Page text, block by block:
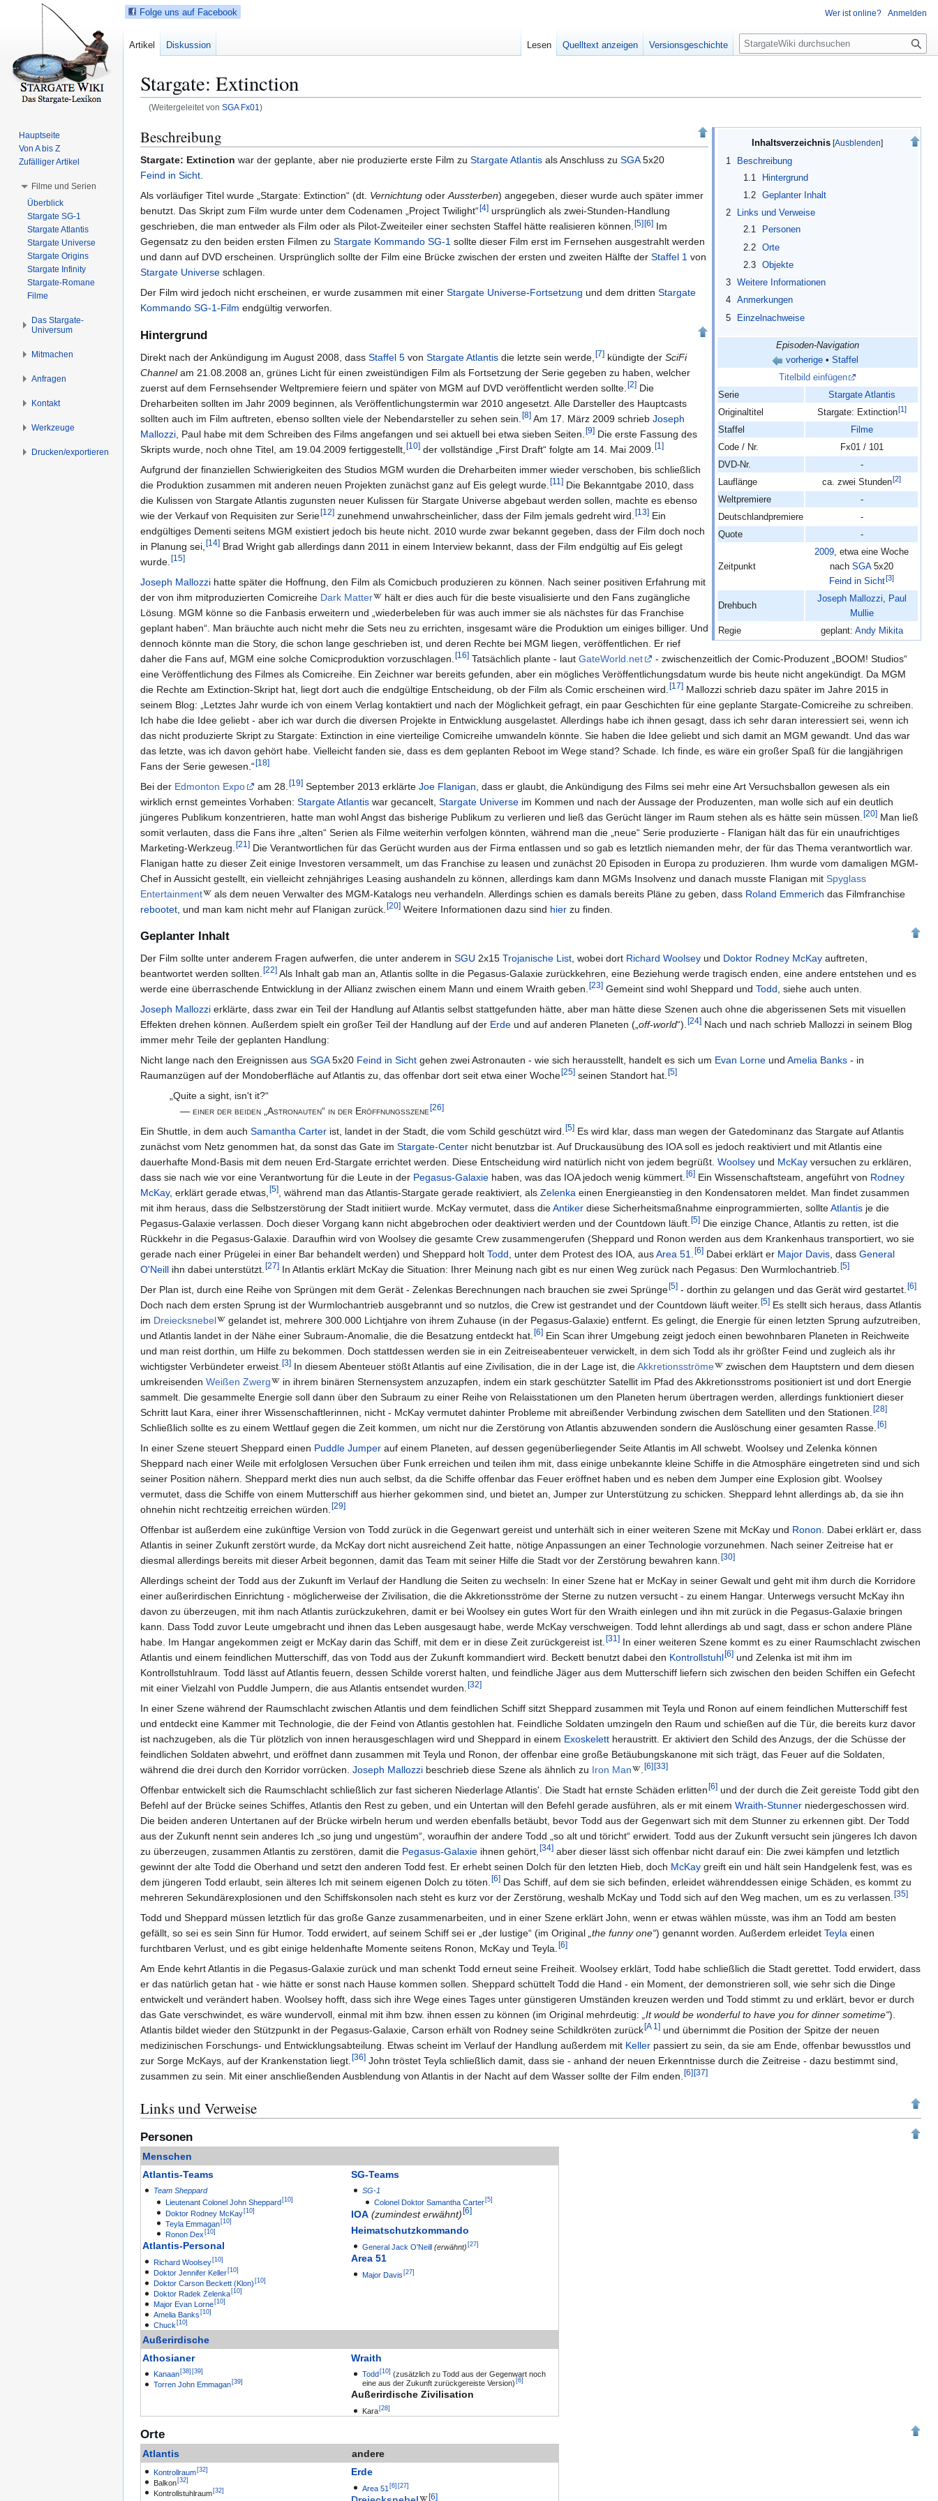
Stargate: Extinction
(Weitergeleitet von SGA Fx01 )
Z
u
r
N
a
v
i
g
a
t
s
r
i
n
g
e
n
Z
u
r
S
u
c
h
e
s
p
g
n
Inhaltsverzeichnis
1
Beschreibung
1.1
Hintergrund
1.2
Geplanter Inhalt
2
Links und Verweise
2.1
Personen
2.2
Orte
2.3
Objekte
3
Weitere Informationen
4
Anmerkungen
5
Einzelnachweise
Episoden-Navigation
vorherige• Staffel
Titelbild einfügen
Serie
Stargate Atlantis
Originaltitel
Stargate: Extinction[1]
Staffel
Filme
Code / Nr.
Fx01 / 101
DVD-Nr.
-
Lauflänge
ca. zwei Stunden[2]
Weltpremiere
-
Deutschlandpremiere
-
Quote
-
Zeitpunkt
2009, etwa eine Woche
nach SGA 5x20
Feind in Sicht[3]
Drehbuch
Joseph Mallozzi, Paul
Mullie
Regie
geplant: Andy Mikita
Beschreibung
Stargate: Extinction war der geplante, aber nie produzierte erste Film zu Stargate Atlantis als Anschluss zu SGA 5x20
Feind in Sicht
Als vorläufiger Titel wurde „Stargate: Extinction“ (dt. Vernichtung oder Aussterben) angegeben, dieser wurde auch später immer
benutzt. Das Skript zum Film wurde unter dem Codenamen „Project Twilight“[4] ursprünglich als zwei-Stunden-Handlung
geschrieben, die man entweder als Film oder als Pilot-Zweiteiler einer sechsten Staffel hätte realisieren können. [5][6] Im
Gegensatz zu den beiden ersten Filmen zu Stargate Kommando SG-1 sollte dieser Film erst im Fernsehen ausgestrahlt werden
und dann auf DVD erscheinen. Ursprünglich sollte der Film eine Brücke zwischen der ersten und zweiten Hälfte der Staffel 1 von
Stargate Universe schlagen.
Der Film wird jedoch nicht erscheinen, er wurde zusammen mit einer Stargate Universe-Fortsetzung und dem dritten Stargate
Kommando SG-1-Film endgültig verworfen.
Hintergrund
Direkt nach der Ankündigung im August 2008, dass Staffel 5 von Stargate Atlantis die letzte sein werde, [7] kündigte der SciFi
Channelam 21.08.2008 an, grünes Licht für einen zweistündigen Film als Fortsetzung der Serie gegeben zu haben, welcher
zuerst auf dem Fernsehsender Weltpremiere feiern und später von MGM auf DVD veröffentlicht werden sollte. [2] Die
Dreharbeiten sollten im Jahr 2009 beginnen, als Veröffentlichungstermin war 2010 angesetzt. Alle Darsteller des Hauptcasts
sollten auch im Film auftreten, ebenso sollten viele der Nebendarsteller zu sehen sein. [8] Am 17. März 2009 schrieb Joseph
Mallozzi , Paul habe mit dem Schreiben des Films angefangen und sei aktuell bei etwa sieben Seiten. [9] Die erste Fassung des
Skripts wurde, noch ohne Titel, am 19.04.2009 fertiggestellt, [10] der vollständige „First Draft“ folgte am 14. Mai 2009. [1 ]
Aufgrund der finanziellen Schwierigkeiten des Studios MGM wurden die Dreharbeiten immer wieder verschoben, bis schließlich
die Produktion zusammen mit anderen neuen Projekten zunächst ganz auf Eis gelegt wurde. [11 ] Die Bekanntgabe 2010, dass
die Kulissen von Stargate Atlantis zugunsten neuer Kulissen für Stargate Universe abgebaut werden sollen, machte es ebenso
wie der Verkauf von Requisiten zur Serie[12] zunehmend unwahrscheinlicher, dass der Film jemals gedreht wird. [13] Ein
endgültiges Dementi seitens MGM existiert jedoch bis heute nicht. 2010 wurde zwar bekannt gegeben, dass der Film doch noch
in Planung sei, [14] Brad Wright gab allerdings dann 2011 in einem Interview bekannt, dass der Film endgültig auf Eis gelegt
wurde. [15]
Joseph Mallozzi hatte später die Hoffnung, den Film als Comicbuch produzieren zu können. Nach seiner positiven Erfahrung mit
der von ihm mitproduzierten Comicreihe Dark Matter
hält er dies auch für die beste visualisierte und den Fans zugängliche
Lösung. MGM könne so die Fanbasis erweitern und „wiederbeleben für was auch immer sie als nächstes für das Franchise
geplant haben“. Man bräuchte auch nicht mehr die Sets neu zu errichten, insgesamt wäre die Produktion um einiges billiger. Und
dennoch könnte man die Story, die schon lange geschrieben ist, und deren Rechte bei MGM liegen, veröffentlichen. Er rief
daher die Fans auf, MGM eine solche Comicproduktion vorzuschlagen. [16] Tatsächlich plante - laut GateWorld.net
- zwischenzeitlich der Comic-Produzent „BOOM! Studios“
eine Veröffentlichung des Filmes als Comicreihe. Ein Zeichner war bereits gefunden, aber ein mögliches Veröffentlichungsdatum wurde bis heute nicht angekündigt. Da MGM
die Rechte am Extinction-Skript hat, liegt dort auch die endgültige Entscheidung, ob der Film als Comic erscheinen wird. [17] Mallozzi schrieb dazu später im Jahre 2015 in
seinem Blog: „Letztes Jahr wurde ich von einem Verlag kontaktiert und nach der Möglichkeit gefragt, ein paar Geschichten für eine geplante Stargate-Comicreihe zu schreiben.
Ich habe die Idee geliebt - aber ich war durch die diversen Projekte in Entwicklung ausgelastet. Allerdings habe ich ihnen gesagt, dass ich sehr daran interessiert sei, wenn ich
das nicht produzierte Skript zu Stargate: Extinction in eine vierteilige Comicreihe umwandeln könnte. Sie haben die Idee geliebt und sich damit an MGM gewandt. Und das war
das letzte, was ich davon gehört habe. Vielleicht fanden sie, dass es dem geplanten Reboot im Wege stand? Schade. Ich finde, es wäre ein großer Spaß für die langjährigen
Fans der Serie gewesen.“[18]
Bei der Edmonton Expo am 28. [19] September 2013 erklärte Joe Flanigan , dass er glaubt, die Ankündigung des Films sei mehr eine Art Versuchsballon gewesen als ein
wirklich ernst gemeintes Vorhaben: Stargate Atlantis war gecancelt, Stargate Universe im Kommen und nach der Aussage der Produzenten, man wolle sich auf ein deutlich
jüngeres Publikum konzentrieren, hatte man wohl Angst das bisherige Publikum zu verlieren und ließ das Gerücht länger im Raum stehen als es hätte sein müssen. [20] Man ließ
somit verlauten, dass die Fans ihre „alten“ Serien als Filme weiterhin verfolgen könnten, während man die „neue“ Serie produzierte - Flanigan hält das für ein unaufrichtiges
Marketing-Werkzeug. [21 ] Die Verantwortlichen für das Gerücht wurden aus der Firma entlassen und so gab es letztlich niemanden mehr, der für das Thema verantwortlich war.
Flanigan hatte zu dieser Zeit einige Investoren versammelt, um das Franchise zu leasen und zunächst 20 Episoden in Europa zu produzieren. Ihm wurde vom damaligen MGM-
Chef in Aussicht gestellt, ein vielleicht zehnjähriges Leasing aushandeln zu können, allerdings kam dann MGMs Insolvenz und danach musste Flanigan mit Spyglass
Entertainment
als dem neuen Verwalter des MGM-Katalogs neu verhandeln. Allerdings schien es damals bereits Pläne zu geben, dass Roland Emmerich das Filmfranchise
rebootet , und man kam nicht mehr auf Flanigan zurück. [20] Weitere Informationen dazu sind hier zu finden.
Geplanter Inhalt
Der Film sollte unter anderem Fragen aufwerfen, die unter anderem in SGU 2x15 Trojanische List , wobei dort Richard Woolsey und Doktor Rodney McKay auftreten,
beantwortet werden sollten. [22] Als Inhalt gab man an, Atlantis sollte in die Pegasus-Galaxie zurückkehren, eine Beziehung werde tragisch enden, eine andere entstehen und es
werde eine überraschende Entwicklung in der Allianz zwischen einem Mann und einem Wraith geben. [23] Gemeint sind wohl Sheppard und Todd , siehe auch unten.
Joseph Mallozzi erklärte, dass zwar ein Teil der Handlung auf Atlantis selbst stattgefunden hätte, aber man hätte diese Szenen auch ohne die abgerissenen Sets mit visuellen
Effekten drehen können. Außerdem spielt ein großer Teil der Handlung auf der Erde und auf anderen Planeten („ off-world“). [24] Nach und nach schrieb Mallozzi in seinem Blog
immer mehr Teile der geplanten Handlung:
Nicht lange nach den Ereignissen aus SGA 5x20 Feind in Sicht gehen zwei Astronauten - wie sich herausstellt, handelt es sich um Evan Lorne und Amelia Banks - in
Raumanzügen auf der Mondoberfläche auf Atlantis zu, das offenbar dort seit etwa einer Woche[25] seinen Standort hat. [5]
„Quite a sight, isn't it?“
—einer der beiden „Astronauten“ in der Eröffnungsszene [26]
Ein Shuttle, in dem auch Samantha Carter ist, landet in der Stadt, die vom Schild geschützt wird. [5] Es wird klar, dass man wegen der Gatedominanz das Stargate auf Atlantis
zunächst vom Netz genommen hat, da sonst das Gate im Stargate-Center nicht benutzbar ist. Auf Druckausübung des IOA soll es jedoch reaktiviert und mit Atlantis eine
dauerhafte Mond-Basis mit dem neuen Erd-Stargate errichtet werden. Diese Entscheidung wird natürlich nicht von jedem begrüßt. Woolsey und McKay versuchen zu erklären,
dass sie nach wie vor eine Verantwortung für die Leute in der Pegasus-Galaxie haben, was das IOA jedoch wenig kümmert. [6] Ein Wissenschaftsteam, angeführt von Rodney
McKay, erklärt gerade etwas, [5] , während man das Atlantis-Stargate gerade reaktiviert, als Zelenka einen Energieanstieg in den Kondensatoren meldet. Man findet zusammen
mit ihm heraus, dass die Selbstzerstörung der Stadt initiiert wurde. McKay vermutet, dass dieAntiker diese Sicherheitsmaßnahme einprogrammierten, sollteAtlantis je die
Pegasus-Galaxie verlassen. Doch dieser Vorgang kann nicht abgebrochen oder deaktiviert werden und der Countdown läuft. [5] Die einzige Chance, Atlantis zu retten, ist die
Rückkehr in die Pegasus-Galaxie. Daraufhin wird von Woolsey die gesamte Crew zusammengerufen (Sheppard und Ronon werden aus dem Krankenhaus transportiert, wo sie
gerade nach einer Prügelei in einer Bar behandelt werden) und Sheppard holt Todd , unter dem Protest des IOA, ausArea 51 [6] Dabei erklärt er Major Davis , dass General
O'Neill ihn dabei unterstützt. [27] In Atlantis erklärt McKay die Situation: Ihrer Meinung nach gibt es nur einen Weg zurück nach Pegasus: Den Wurmlochantrieb. [5]
Der Plan ist, durch eine Reihe von Sprüngen mit dem Gerät - Zelenkas Berechnungen nach brauchen sie zwei Sprünge[5] - dorthin zu gelangen und das Gerät wird gestartet. [6]
Doch nach dem ersten Sprung ist der Wurmlochantrieb ausgebrannt und so nutzlos, die Crew ist gestrandet und der Countdown läuft weiter. [5] Es stellt sich heraus, dass Atlantis
im Dreiecksnebel
gelandet ist, mehrere 300.000 Lichtjahre von ihrem Zuhause (in der Pegasus-Galaxie) entfernt. Es gelingt, die Energie für einen letzten Sprung aufzutreiben,
und Atlantis landet in der Nähe einer Subraum-Anomalie, die die Besatzung entdeckt hat. [6] Ein Scan ihrer Umgebung zeigt jedoch einen bewohnbaren Planeten in Reichweite
und man reist dorthin, um Hilfe zu bekommen. Doch stattdessen werden sie in ein Zeitreiseabenteuer verwickelt, in dem sich Todd als ihr größter Feind und zugleich als ihr
wichtigster Verbündeter erweist. [3] In diesem Abenteuer stößt Atlantis auf eine Zivilisation, die in der Lage ist, dieAkkretionsströme
zwischen dem Hauptstern und dem diesen
umkreisenden Weißen Zwerg
in ihrem binären Sternensystem anzuzapfen, indem ein stark geschützter Satellit im Pfad des Akkretionsstroms positioniert ist und dort Energie
sammelt. Die gesammelte Energie soll dann über den Subraum zu einer Reihe von Relaisstationen um den Planeten herum übertragen werden, allerdings funktioniert dieser
Schritt laut Kara, einer ihrer Wissenschaftlerinnen, nicht - McKay vermutet dahinter Probleme mit abreißender Verbindung zwischen dem Satelliten und den Stationen. [28]
Schließlich sollte es zu einem Wettlauf gegen die Zeit kommen, um nicht nur die Zerstörung von Atlantis abzuwenden sondern die Auslöschung einer gesamten Rasse. [6]
In einer Szene steuert Sheppard einen Puddle Jumper auf einem Planeten, auf dessen gegenüberliegender Seite Atlantis im All schwebt. Woolsey und Zelenka können
Sheppard nach einer Weile mit erfolglosen Versuchen über Funk erreichen und teilen ihm mit, dass einige unbekannte kleine Schiffe in die Atmosphäre eingetreten sind und sich
seiner Position nähern. Sheppard merkt dies nun auch selbst, da die Schiffe offenbar das Feuer eröffnet haben und es neben dem Jumper eine Explosion gibt. Woolsey
vermutet, dass die Schiffe von einem Mutterschiff aus hierher gekommen sind, und bietet an, Jumper zur Unterstützung zu schicken. Sheppard lehnt allerdings ab, da sie ihn
ohnehin nicht rechtzeitig erreichen würden. [29]
Offenbar ist außerdem eine zukünftige Version von Todd zurück in die Gegenwart gereist und unterhält sich in einer weiteren Szene mit McKay und Ronon . Dabei erklärt er, dass
Atlantis in seiner Zukunft zerstört wurde, da McKay dort nicht ausreichend Zeit hatte, nötige Anpassungen an einer Technologie vorzunehmen. Nach seiner Zeitreise hat er
diesmal allerdings bereits mit dieser Arbeit begonnen, damit das Team mit seiner Hilfe die Stadt vor der Zerstörung bewahren kann. [30]
Allerdings scheint der Todd aus der Zukunft im Verlauf der Handlung die Seiten zu wechseln: In einer Szene hat er McKay in seiner Gewalt und geht mit ihm durch die Korridore
einer außerirdischen Einrichtung - möglicherweise der Zivilisation, die die Akkretionsströme der Sterne zu nutzen versucht - zu einem Hangar. Unterwegs versucht McKay ihn
davon zu überzeugen, mit ihm nach Atlantis zurückzukehren, damit er bei Woolsey ein gutes Wort für den Wraith einlegen und ihn mit zurück in die Pegasus-Galaxie bringen
kann. Dass Todd zuvor Leute umgebracht und ihnen das Leben ausgesaugt habe, werde McKay verschweigen. Todd lehnt allerdings ab und sagt, dass er schon andere Pläne
habe. Im Hangar angekommen zeigt er McKay darin das Schiff, mit dem er in diese Zeit zurückgereist ist. [31 ] In einer weiteren Szene kommt es zu einer Raumschlacht zwischen
Atlantis und einem feindlichen Mutterschiff, das von Todd aus der Zukunft kommandiert wird. Beckett benutzt dabei den Kontrollstuhl[6] und Zelenka ist mit ihm im
Kontrollstuhlraum. Todd lässt auf Atlantis feuern, dessen Schilde vorerst halten, und feindliche Jäger aus dem Mutterschiff liefern sich zwischen den beiden Schiffen ein Gefecht
mit einer Vielzahl von Puddle Jumpern, die aus Atlantis entsendet wurden. [32]
In einer Szene während der Raumschlacht zwischen Atlantis und dem feindlichen Schiff sitzt Sheppard zusammen mit Teyla und Ronon auf einem feindlichen Mutterschiff fest
und entdeckt eine Kammer mit Technologie, die der Feind von Atlantis gestohlen hat. Feindliche Soldaten umzingeln den Raum und schießen auf die Tür, die bereits kurz davor
ist nachzugeben, als die Tür plötzlich von innen herausgeschlagen wird und Sheppard in einem Exoskelett heraustritt. Er aktiviert den Schild des Anzugs, der die Schüsse der
feindlichen Soldaten abwehrt, und eröffnet dann zusammen mit Teyla und Ronon, der offenbar eine große Betäubungskanone mit sich trägt, das Feuer auf die Soldaten,
während die drei durch den Korridor vorrücken. Joseph Mallozzi beschrieb diese Szene als ähnlich zu Iron Man [6] [33]
Offenbar entwickelt sich die Raumschlacht schließlich zur fast sicheren Niederlage Atlantis'. Die Stadt hat ernste Schäden erlitten [6] und der durch die Zeit gereiste Todd gibt den
Befehl auf der Brücke seines Schiffes, Atlantis den Rest zu geben, und ein Untertan will den Befehl gerade ausführen, als er mit einem Wraith-Stunner niedergeschossen wird.
Die beiden anderen Untertanen auf der Brücke wirbeln herum und werden ebenfalls betäubt, bevor Todd aus der Gegenwart sich mit dem Stunner zu erkennen gibt. Der Todd
aus der Zukunft nennt sein anderes Ich „so jung und ungestüm“, woraufhin der andere Todd „so alt und töricht“ erwidert. Todd aus der Zukunft versucht sein jüngeres Ich davon
zu überzeugen, zusammen Atlantis zu zerstören, damit die Pegasus-Galaxie ihnen gehört, [34] aber dieser lässt sich offenbar nicht darauf ein: Die zwei kämpfen und letztlich
gewinnt der alte Todd die Oberhand und setzt den anderen Todd fest. Er erhebt seinen Dolch für den letzten Hieb, doch McKay greift ein und hält sein Handgelenk fest, was es
dem jüngeren Todd erlaubt, sein älteres Ich mit seinem eigenen Dolch zu töten. [6] Das Schiff, auf dem sie sich befinden, erleidet währenddessen einige Schäden, es kommt zu
mehreren Sekundärexplosionen und den Schiffskonsolen nach steht es kurz vor der Zerstörung, weshalb McKay und Todd sich auf den Weg machen, um es zu verlassen. [35]
Todd und Sheppard müssen letztlich für das große Ganze zusammenarbeiten, und in einer Szene erklärt John, wenn er etwas wählen müsste, was ihm an Todd am besten
gefällt, so sei es sein Sinn für Humor. Todd erwidert, auf seinem Schiff sei er „der lustige“ (im Original „the funny one“) genannt worden. Außerdem erleidet Teyla einen
furchtbaren Verlust, und es gibt einige heldenhafte Momente seitens Ronon, McKay und Teyla. [6]
Am Ende kehrt Atlantis in die Pegasus-Galaxie zurück und man schenkt Todd erneut seine Freiheit. Woolsey erklärt, Todd habe schließlich die Stadt gerettet. Todd erwidert, dass
er das natürlich getan hat - wie hätte er sonst nach Hause kommen sollen. Sheppard schüttelt Todd die Hand - ein Moment, der demonstrieren soll, wie sehr sich die Dinge
entwickelt und verändert haben. Woolsey hofft, dass sich ihre Wege eines Tages unter günstigeren Umständen kreuzen werden und Todd stimmt zu und erklärt, bevor er durch
das Gate verschwindet, es wäre wundervoll, einmal mit ihm bzw. ihnen essen zu können (im Original mehrdeutig:
„It would be wonderful to have you for dinner sometime“).
Atlantis bildet wieder den Stützpunkt in der Pegasus-Galaxie, Carson erhält von Rodney seine Schildkröten zurück[A 1 ] und übernimmt die Position der Spitze der neuen
medizinischen Forschungs- und Entwicklungsabteilung. Etwas scheint im Verlauf der Handlung außerdem mit Keller passiert zu sein, da sie am Ende, offenbar bewusstlos und
zur Sorge McKays, auf der Krankenstation liegt. [36] John tröstet Teyla schließlich damit, dass sie - anhand der neuen Erkenntnisse durch die Zeitreise - dazu bestimmt sind,
zusammen zu sein. Mit einer anschließenden Ausblendung von Atlantis in der Nacht auf dem Wasser sollte der Film enden. [6] [37]
Links und Verweise
Personen
Menschen
Atlantis-Teams
Team Sheppard
Lieutenant Colonel John Sheppard [10]
Doktor Rodney McKay [10]
Teyla Emmagan [10]
Ronon Dex [10]
Atlantis-Personal
Richard Woolsey [10]
Doktor Jennifer Keller [10]
Doktor Carson Beckett (Klon) [10]
Doktor Radek Zelenka [10]
Major Evan Lorne [10]
Amelia Banks [10]
Chuck [10]
SG-Teams
SG-1
Colonel Doktor Samantha Carter [5]
IOA (zumindest erwähnt) [6]
Heimatschutzkommando
General Jack O'Neill (erwähnt) [27]
Area 51
Major Davis [27]
Außerirdische
Athosianer
Kanaan [38] [39]
Torren John Emmagan [39]
Wraith
Todd [10] (zusätzlich zu Todd aus der Gegenwart noch
eine aus der Zukunft zurückgereiste Version) [6]
Außerirdische Zivilisation
Kara [28]
Orte
Atlantis andere
Kontrollraum [32]
Balkon [32]
Kontrollstuhlraum [32]
Erde
Area 51 [6] [27]
[6]
Folge uns auf Facebook Wer ist online? Anmelden
Artikel Diskussion Lesen Quelltext anzeigen Versionsgeschichte
S
u
e
Hauptseite
Von A bis Z
Zufälliger Artikel
Filme und Serien
Überblick
Stargate SG-1
Stargate Atlantis
Stargate Universe
Stargate Origins
Stargate Infinity
Stargate-Romane
Filme
Das Stargate-
Universum
Mitmachen
Anfragen
Kontakt
Werkzeuge
Drucken/­exportieren